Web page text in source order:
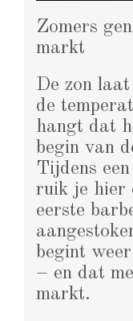
Zomers
markt
De zon
de
hangt dat
begin van
Tijdens
ruik je hier
eerste
begint
– en dat
markt.